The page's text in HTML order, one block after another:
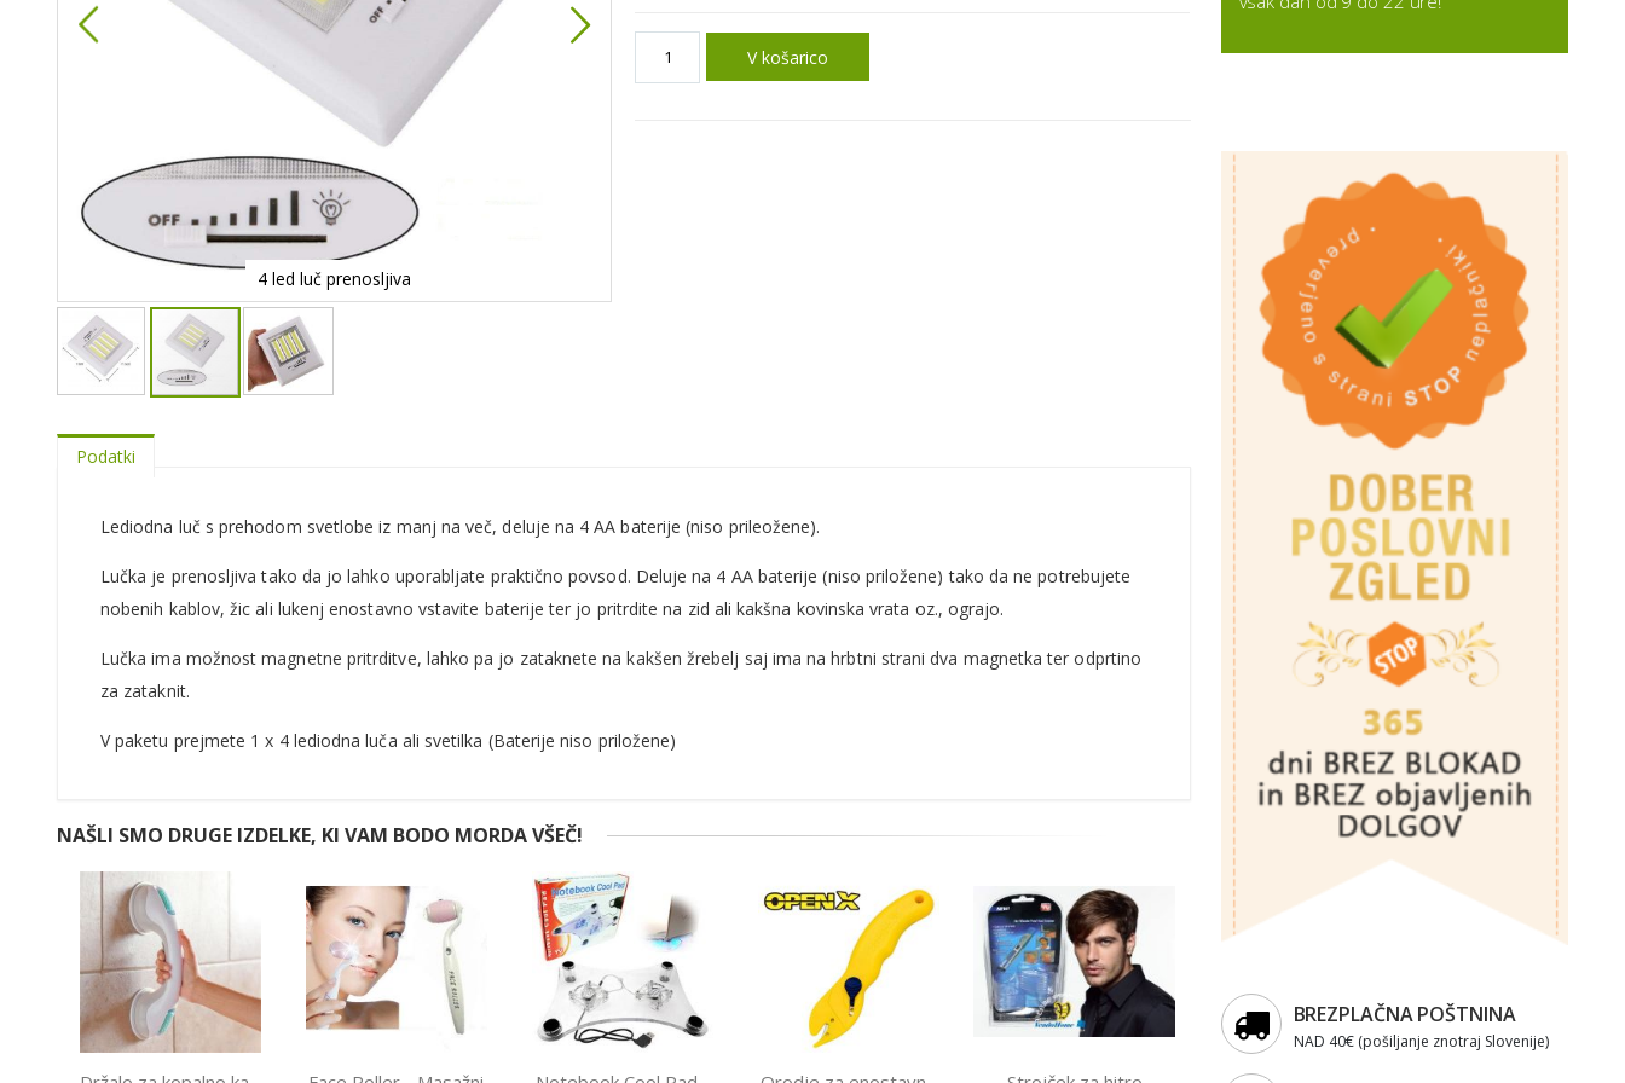
4 led luč prenosljiva
V košarico
Podatki
Lediodna luč s prehodom svetlobe iz manj na več, deluje na 4 AA baterije (niso prileožene).
Lučka je prenosljiva tako da jo lahko uporabljate praktično povsod. Deluje na 4 AA baterije (niso priložene) tako da ne potrebujete
nobenih kablov, žic ali lukenj enostavno vstavite baterije ter jo pritrdite na zid ali kakšna kovinska vrata oz., ograjo.
Lučka ima možnost magnetne pritrditve, lahko pa jo zataknete na kakšen žrebelj saj ima na hrbtni strani dva magnetka ter odprtino
za zataknit.
V paketu prejmete 1 x 4 lediodna luča ali svetilka (Baterije niso priložene)
NAŠLI SMO DRUGE IZDELKE, KI VAM BODO MORDA VŠEČ!
BREZPLAČNA POŠTNINA
NAD 40€ (pošiljanje znotraj Slovenije)